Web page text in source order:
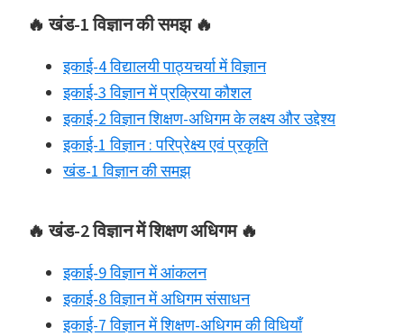
🔥 खंड-1 विज्ञान की समझ 🔥
इकाई-4 विद्यालयी पाठ्यचर्या में विज्ञान
इकाई-3 विज्ञान में प्रक्रिया कौशल
इकाई-2 विज्ञान शिक्षण-अधिगम के लक्ष्य और उद्देश्य
इकाई-1 विज्ञान : परिप्रेक्ष्य एवं प्रकृति
खंड-1 विज्ञान की समझ
🔥 खंड-2 विज्ञान में शिक्षण अधिगम 🔥
इकाई-9 विज्ञान में आंकलन
इकाई-8 विज्ञान में अधिगम संसाधन
इकाई-7 विज्ञान में शिक्षण-अधिगम की विधियाँ